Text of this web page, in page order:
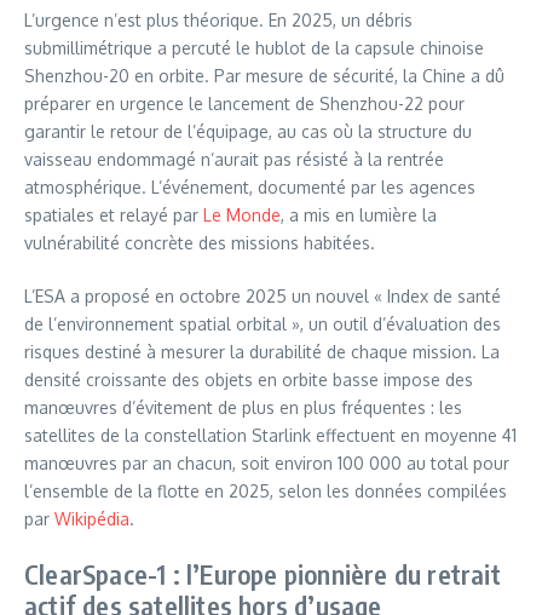
L’urgence n’est plus théorique. En 2025, un débris
submillimétrique a percuté le hublot de la capsule chinoise
Shenzhou-20 en orbite. Par mesure de sécurité, la Chine a dû
préparer en urgence le lancement de Shenzhou-22 pour
garantir le retour de l’équipage, au cas où la structure du
vaisseau endommagé n’aurait pas résisté à la rentrée
atmosphérique. L’événement, documenté par les agences
spatiales et relayé par Le Monde, a mis en lumière la
vulnérabilité concrète des missions habitées.
L’ESA a proposé en octobre 2025 un nouvel « Index de santé
de l’environnement spatial orbital », un outil d’évaluation des
risques destiné à mesurer la durabilité de chaque mission. La
densité croissante des objets en orbite basse impose des
manœuvres d’évitement de plus en plus fréquentes : les
satellites de la constellation Starlink effectuent en moyenne 41
manœuvres par an chacun, soit environ 100 000 au total pour
l’ensemble de la flotte en 2025, selon les données compilées
par Wikipédia.
ClearSpace-1 : l’Europe pionnière du retrait
actif des satellites hors d’usage